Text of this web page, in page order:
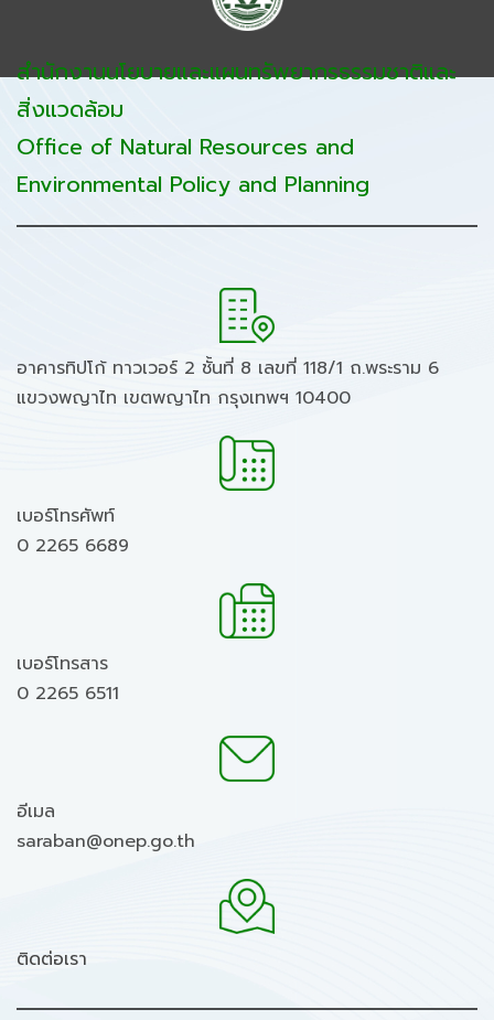
สำนักงานนโยบายและแผนทรัพยากรธรรมชาติและ
สิ่งแวดล้อม
Office of Natural Resources and
Environmental Policy and Planning
อาคารทิปโก้ ทาวเวอร์ 2 ชั้นที่ 8 เลขที่ 118/1 ถ.พระราม 6
แขวงพญาไท เขตพญาไท กรุงเทพฯ 10400
เบอร์โทรศัพท์
0 2265 6689
เบอร์โทรสาร
0 2265 6511
อีเมล
saraban@onep.go.th
ติดต่อเรา